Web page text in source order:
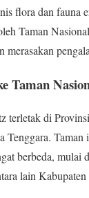
flora dan fauna
Taman
merasakan
Taman
terletak di
Tenggara.
berbeda,
lain